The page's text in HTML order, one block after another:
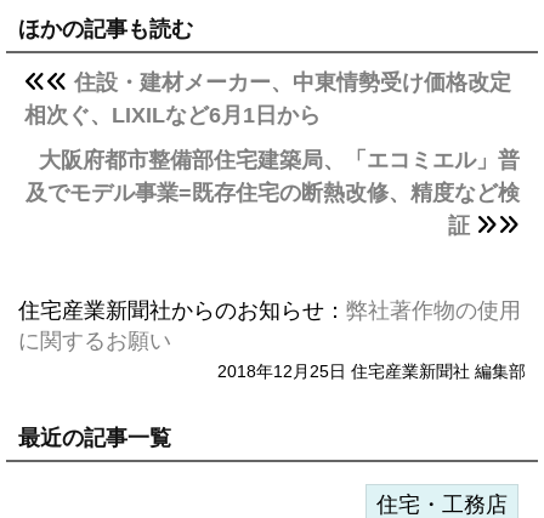
ほかの記事も読む
住設・建材メーカー、中東情勢受け価格改定
相次ぐ、LIXILなど6月1日から
大阪府都市整備部住宅建築局、「エコミエル」普
及でモデル事業=既存住宅の断熱改修、精度など検
証
住宅産業新聞社からのお知らせ： 弊社著作物の使用
に関するお願い
2018年12月25日 住宅産業新聞社 編集部
最近の記事一覧
住宅・工務店